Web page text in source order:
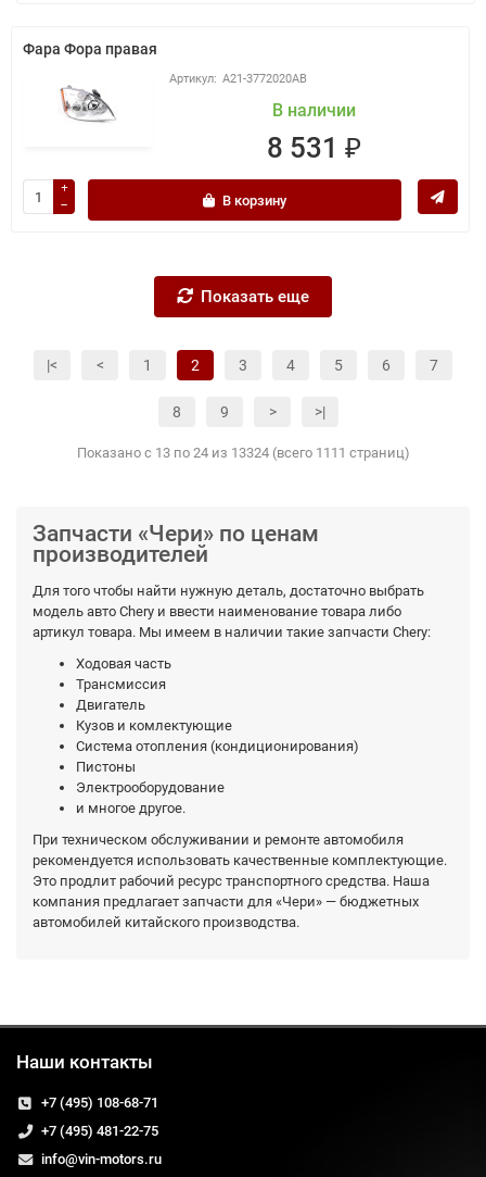
Фара Фора правая
A21-3772020AB
В наличии
8 531 ₽
В корзину
Показать еще
|< < 1 2 3 4 5 6 7
8 9 > >|
Показано с 13 по 24 из 13324 (всего 1111 страниц)
Запчасти «Чери» по ценам
производителей
Для того чтобы найти нужную деталь, достаточно выбрать
модель авто Chery и ввести наименование товара либо
артикул товара. Мы имеем в наличии такие запчасти Chery:
Ходовая часть
Трансмиссия
Двигатель
Кузов и комлектующие
Система отопления (кондиционирования)
Пистоны
Электрооборудование
и многое другое.
При техническом обслуживании и ремонте автомобиля
рекомендуется использовать качественные комплектующие.
Это продлит рабочий ресурс транспортного средства. Наша
компания предлагает запчасти для «Чери» — бюджетных
автомобилей китайского производства.
Наши контакты
+7 (495) 108-68-71
+7 (495) 481-22-75
info@vin-motors.ru